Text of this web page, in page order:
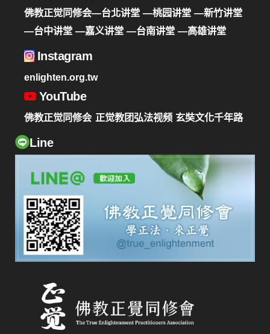
佛教正觉同修会—台北讲堂 —桃园讲堂 —新竹讲堂
—台中讲堂 —嘉义讲堂 —台南讲堂 —高雄讲堂
Instagram
enlighten.org.tw
YouTube
佛教正觉同修会 正觉教团弘法视频 玄奘文化千年路
Line